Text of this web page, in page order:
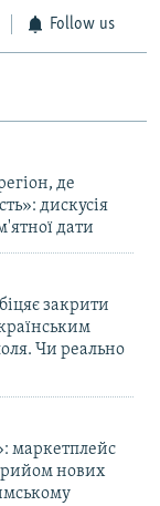
Follow us
де
дискусія
дати
закрити
Чи реально
маркетплейс
нових